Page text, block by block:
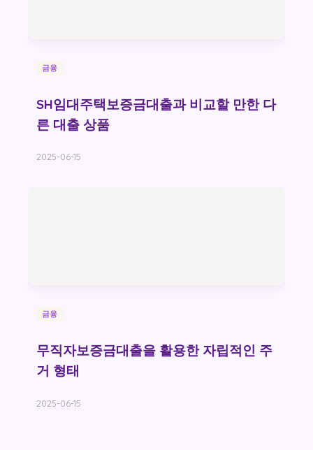
금융
SH임대주택보증금대출과 비교할 만한 다
른 대출 상품
2025-06-15
금융
무직자보증금대출을 활용한 자립적인 주
거 형태
2025-06-15